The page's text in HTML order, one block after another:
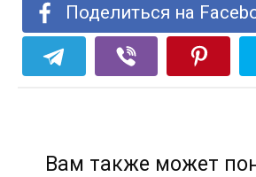
Поделиться на
Вам также может